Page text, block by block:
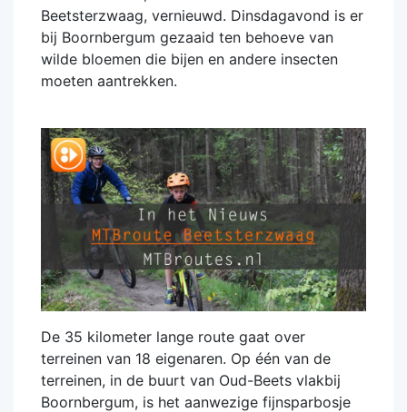
Beetsterzwaag, vernieuwd. Dinsdagavond is er
bij Boornbergum gezaaid ten behoeve van
wilde bloemen die bijen en andere insecten
moeten aantrekken.
De 35 kilometer lange route gaat over
terreinen van 18 eigenaren. Op één van de
terreinen, in de buurt van Oud-Beets vlakbij
Boornbergum, is het aanwezige fijnsparbosje